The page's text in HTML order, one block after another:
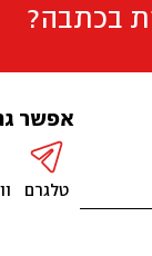
בכתבה?
אפשר
טלגרם